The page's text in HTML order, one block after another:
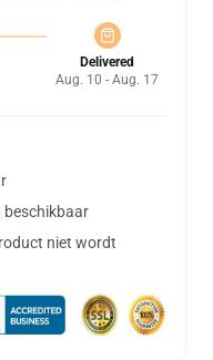
Delivered
Aug. 10 - Aug. 17
beschikbaar
niet wordt